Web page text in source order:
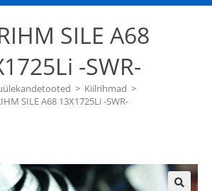
SILE A68
-SWR-
> Kiilrihmad >
SILE A68 13X1725Li -SWR-